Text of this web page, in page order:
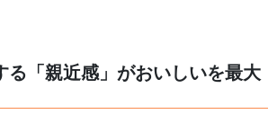
る「親近感」がおいしいを最大